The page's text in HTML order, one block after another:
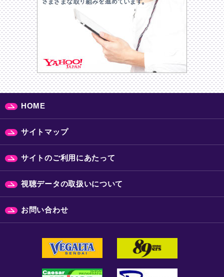
HOME
サイトマップ
サイトのご利用にあたって
視聴データの取扱いについて
お問い合わせ